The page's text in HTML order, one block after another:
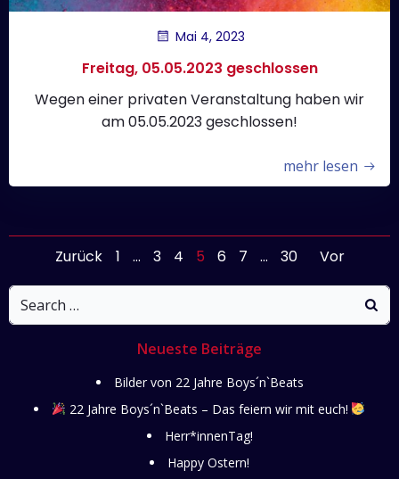
Mai 4, 2023
Freitag, 05.05.2023 geschlossen
Wegen einer privaten Veranstaltung haben wir
am 05.05.2023 geschlossen!
mehr lesen
Posts
navigation
Zurück
Posts
navigation
Page
1 … Page
3 Page
4 Page
5 Page
6 Page
7 … Page
30
Vor
Search
for:
Neueste Beiträge
Bilder von 22 Jahre Boys´n`Beats
22 Jahre Boys´n`Beats – Das feiern wir mit euch!
Herr*innenTag!
Happy Ostern!